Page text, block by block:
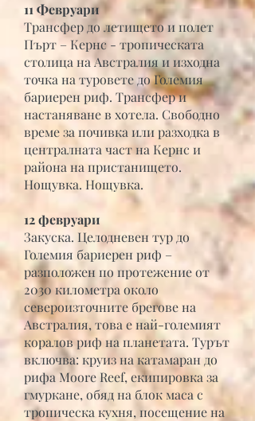
11 Февруари
Трансфер до летището и полет
Пърт – Кернс - тропическата
столица на Австралия и изходна
точка на туровете до Големия
бариерен риф. Трансфер и
настаняване в хотела. Свободно
време за почивка или разходка в
централната част на Кернс и
района на пристанището.
Нощувка. Нощувка.
12 февруари
Закуска. Целодневен тур до
Големия бариерен риф –
разположен по протежение от
2030 километра около
североизточните брегове на
Австралия, това е най-големият
коралов риф на планетата. Турът
включва: круиз на катамаран до
рифа Moore Reef, екипировка за
гмуркане, обяд на блок маса с
тропическа кухня, посещение на